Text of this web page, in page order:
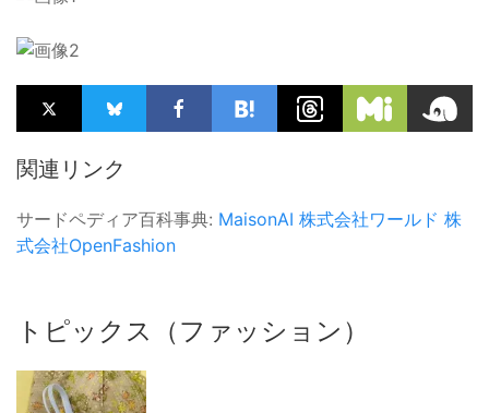
関連リンク
サードペディア百科事典: MaisonAI 株式会社ワールド 株
式会社OpenFashion
トピックス（ファッション）